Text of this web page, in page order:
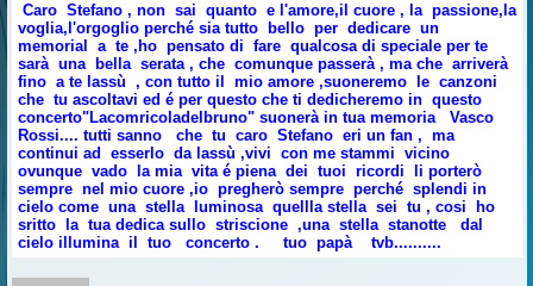
Caro Stefano , non sai quanto e l'amore,il cuore , la passione,la
voglia,l'orgoglio perché sia tutto bello per dedicare un
memorial a te ,ho pensato di fare qualcosa di speciale per te
sarà una bella serata , che comunque passerà , ma che arriverà
fino a te lassù , con tutto il mio amore ,suoneremo le canzoni
che tu ascoltavi ed é per questo che ti dedicheremo in questo
concerto"Lacomricoladelbruno" suonerà in tua memoria Vasco
Rossi.... tutti sanno che tu caro Stefano eri un fan , ma
continui ad esserlo da lassù ,vivi con me stammi vicino
ovunque vado la mia vita é piena dei tuoi ricordi li porterò
sempre nel mio cuore ,io pregherò sempre perché splendi in
cielo come una stella luminosa quellla stella sei tu , cosi ho
sritto la tua dedica sullo striscione ,una stella stanotte dal
cielo illumina il tuo concerto . tuo papà tvb..........